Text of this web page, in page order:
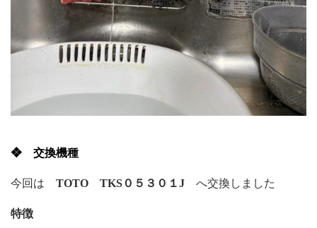
❖ 交換機種
今回は TOTO TKS０５３０１J へ交換しました
特徴